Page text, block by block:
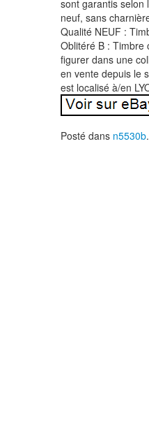
sont garantis selon
neuf, sans
Qualité NEUF :
Oblitéré B : Timbre
figurer dans une
en vente depuis le
est localisé à/en
Posté dans n5530b.